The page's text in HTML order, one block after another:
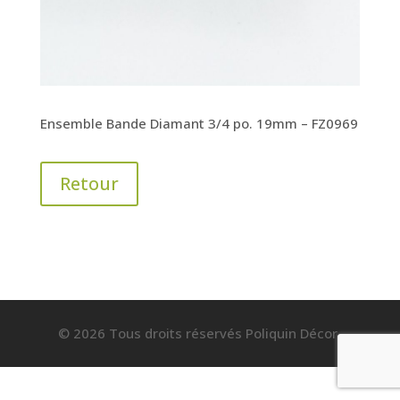
Ensemble Bande Diamant 3/4 po. 19mm – FZ0969
Retour
© 2026 Tous droits réservés Poliquin Décor.